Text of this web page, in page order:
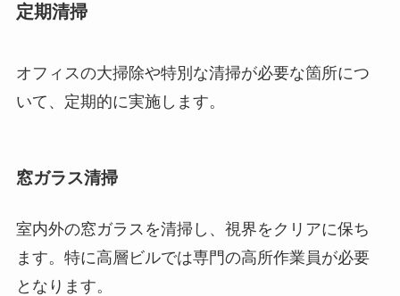
定期清掃
オフィスの大掃除や特別な清掃が必要な箇所につ
いて、定期的に実施します。
窓ガラス清掃
室内外の窓ガラスを清掃し、視界をクリアに保ち
ます。特に高層ビルでは専門の高所作業員が必要
となります。